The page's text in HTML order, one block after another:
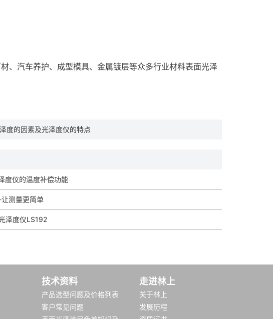
、汽车养护、成型模具、金属镀层等众多行业材料表面光泽
度的因素及光泽度仪的特点
度仪的温度补偿功能
测量更简单
泽度仪LS192
技术资料
产品选型问题及价格列表
客户常见问题
走进林上
关于林上
发展历程